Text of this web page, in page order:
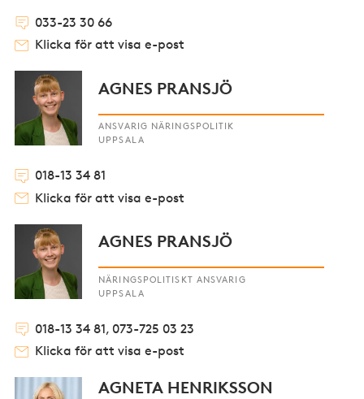
033-23 30 66
Klicka för att visa e-post
AGNES PRANSJÖ
ANSVARIG NÄRINGSPOLITIK
UPPSALA
018-13 34 81
Klicka för att visa e-post
AGNES PRANSJÖ
NÄRINGSPOLITISKT ANSVARIG
UPPSALA
018-13 34 81, 073-725 03 23
Klicka för att visa e-post
AGNETA HENRIKSSON